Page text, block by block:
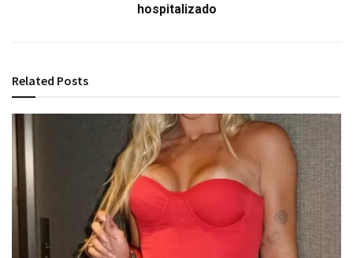
hospitalizado
Related Posts